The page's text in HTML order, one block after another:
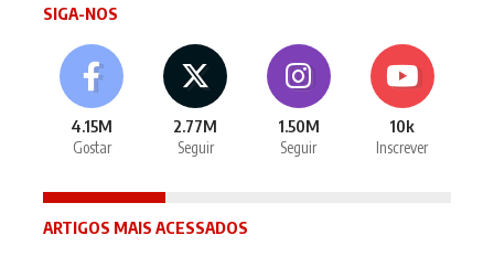
SIGA-NOS
4.15M
Gostar
2.77M
Seguir
1.50M
Seguir
10k
Inscrever
ARTIGOS MAIS ACESSADOS